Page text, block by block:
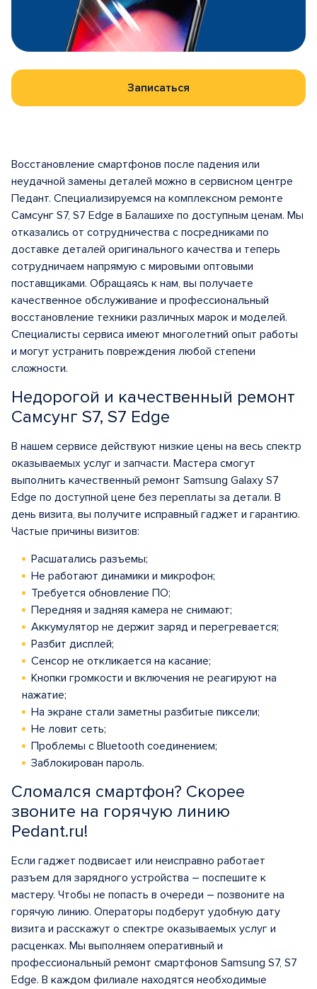
Записаться
Восстановление смартфонов после падения или
неудачной замены деталей можно в сервисном центре
Педант. Специализируемся на комплексном ремонте
Самсунг S7, S7 Edge в Балашихе по доступным ценам. Мы
отказались от сотрудничества с посредниками по
доставке деталей оригинального качества и теперь
сотрудничаем напрямую с мировыми оптовыми
поставщиками. Обращаясь к нам, вы получаете
качественное обслуживание и профессиональный
восстановление техники различных марок и моделей.
Специалисты сервиса имеют многолетний опыт работы
и могут устранить повреждения любой степени
сложности.
Недорогой и качественный ремонт
Самсунг S7, S7 Edge
В нашем сервисе действуют низкие цены на весь спектр
оказываемых услуг и запчасти. Мастера смогут
выполнить качественный ремонт Samsung Galaxy S7
Edge по доступной цене без переплаты за детали. В
день визита, вы получите исправный гаджет и гарантию.
Частые причины визитов:
Расшатались разъемы;
Не работают динамики и микрофон;
Требуется обновление ПО;
Передняя и задняя камера не снимают;
Аккумулятор не держит заряд и перегревается;
Разбит дисплей;
Сенсор не откликается на касание;
Кнопки громкости и включения не реагируют на
нажатие;
На экране стали заметны разбитые пиксели;
Не ловит сеть;
Проблемы с Bluetooth соединением;
Заблокирован пароль.
Сломался смартфон? Скорее
звоните на горячую линию
Pedant.ru!
Если гаджет подвисает или неисправно работает
разъем для зарядного устройства – поспешите к
мастеру. Чтобы не попасть в очереди – позвоните на
горячую линию. Операторы подберут удобную дату
визита и расскажут о спектре оказываемых услуг и
расценках. Мы выполняем оперативный и
профессиональный ремонт смартфонов Samsung S7, S7
Edge. В каждом филиале находятся необходимые